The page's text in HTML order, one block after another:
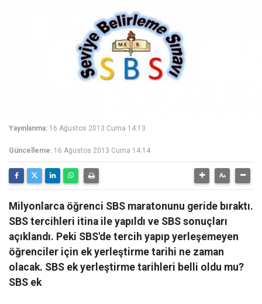
Yayınlanma: 16 Ağustos 2013 Cuma 14:13
Güncelleme: 16 Ağustos 2013 Cuma 14:14
Milyonlarca öğrenci SBS maratonunu geride bıraktı.
SBS tercihleri itina ile yapıldı ve SBS sonuçları
açıklandı. Peki SBS'de tercih yapıp yerleşemeyen
öğrenciler için ek yerleştirme tarihi ne zaman
olacak. SBS ek yerleştirme tarihleri belli oldu mu?
SBS ek